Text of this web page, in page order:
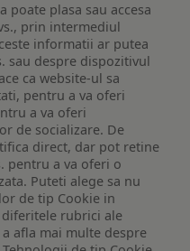
poate plasa sau accesa
prin intermediul
informatii ar putea
sau despre dispozitivul
ca website-ul sa
pentru a va oferi
a va oferi
de socializare. De
direct, dar pot retine
pentru a va oferi o
Puteti alege sa nu
de tip Cookie in
rubrici ale
afla mai multe despre